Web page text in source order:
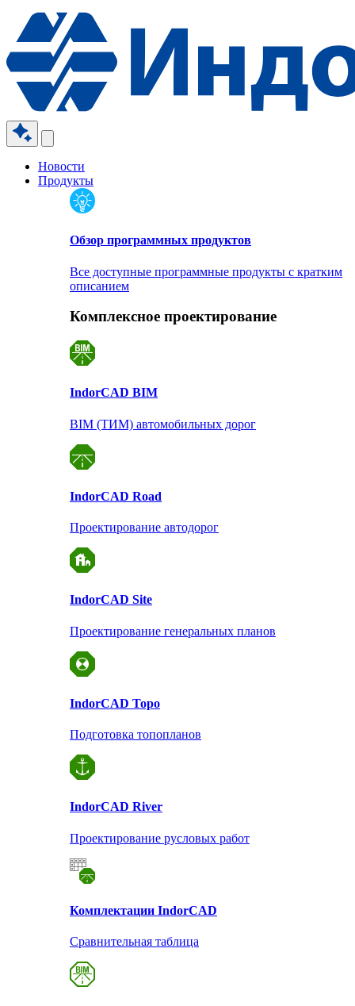
Новости
Продукты
Обзор программных продуктов
Все доступные программные продукты с кратким
описанием
Комплексное проектирование
IndorCAD BIM
BIM (ТИМ) автомобильных дорог
IndorCAD Road
Проектирование автодорог
IndorCAD Site
Проектирование генеральных планов
IndorCAD Topo
Подготовка топопланов
IndorCAD River
Проектирование русловых работ
Комплектации IndorCAD
Сравнительная таблица